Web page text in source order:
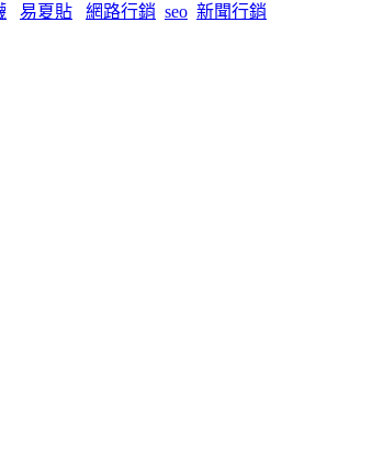
易夏貼 網路行銷 seo 新聞行銷